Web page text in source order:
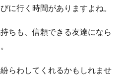
に行く時間がありますよね。
ちも、信頼できる友達になら
らわしてくれるかもしれませ